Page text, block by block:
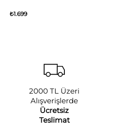
₺1.699
2000 TL Üzeri
Alışverişlerde
Ücretsiz
Teslimat